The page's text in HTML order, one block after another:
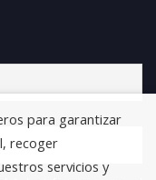
para garantizar
recoger
servicios y